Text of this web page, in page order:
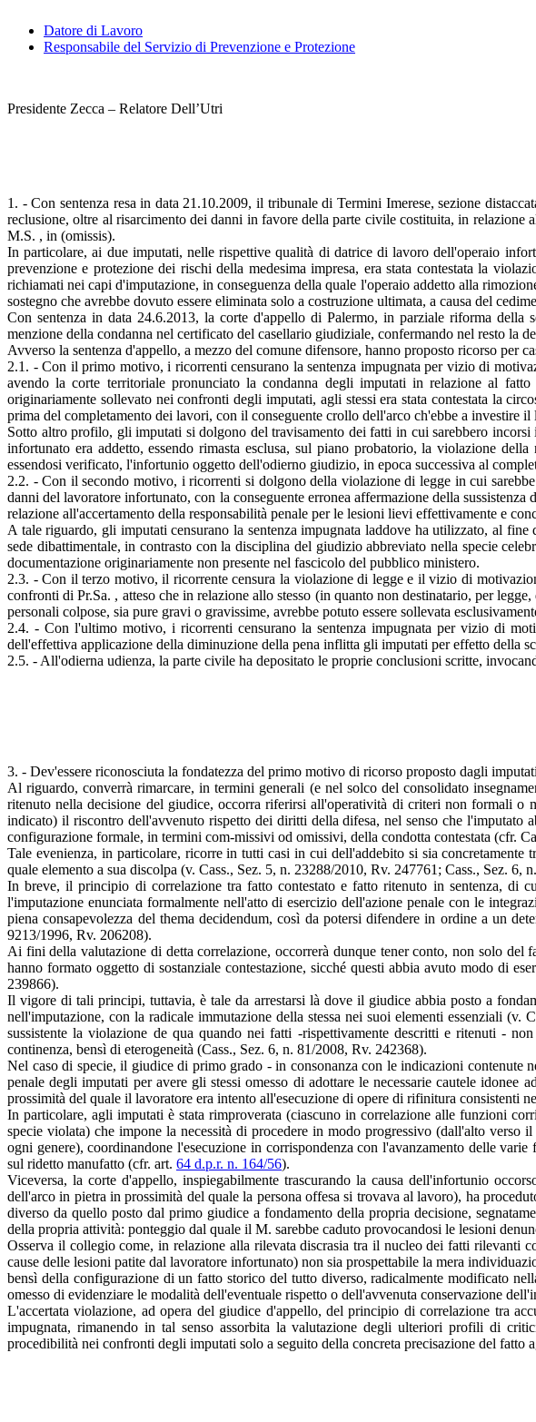
Datore di Lavoro
Responsabile del Servizio di Prevenzione e Protezione
Presidente Zecca – Relatore Dell’Utri
1. - Con sentenza resa in data 21.10.2009, il tribunale di Termini Imerese, sezione
reclusione, oltre al risarcimento dei danni in favore della parte civile costituita, in
M.S. , in (omissis).
In particolare, ai due imputati, nelle rispettive qualità di datrice di lavoro dell'operaio
prevenzione e protezione dei rischi della medesima impresa, era stata contestata la
richiamati nei capi d'imputazione, in conseguenza della quale l'operaio addetto alla
sostegno che avrebbe dovuto essere eliminata solo a costruzione ultimata, a causa del
Con sentenza in data 24.6.2013, la corte d'appello di Palermo, in parziale riforma
menzione della condanna nel certificato del casellario giudiziale, confermando nel resto la
Avverso la sentenza d'appello, a mezzo del comune difensore, hanno proposto ricorso per
2.1. - Con il primo motivo, i ricorrenti censurano la sentenza impugnata per vizio di
avendo la corte territoriale pronunciato la condanna degli imputati in relazione al
originariamente sollevato nei confronti degli imputati, agli stessi era stata contestata la
prima del completamento dei lavori, con il conseguente crollo dell'arco ch'ebbe a investire
Sotto altro profilo, gli imputati si dolgono del travisamento dei fatti in cui sarebbero
infortunato era addetto, essendo rimasta esclusa, sul piano probatorio, la violazione
essendosi verificato, l'infortunio oggetto dell'odierno giudizio, in epoca successiva al
2.2. - Con il secondo motivo, i ricorrenti si dolgono della violazione di legge in cui
danni del lavoratore infortunato, con la conseguente erronea affermazione della
relazione all'accertamento della responsabilità penale per le lesioni lievi effettivamente e
A tale riguardo, gli imputati censurano la sentenza impugnata laddove ha utilizzato, al
sede dibattimentale, in contrasto con la disciplina del giudizio abbreviato nella specie
documentazione originariamente non presente nel fascicolo del pubblico ministero.
2.3. - Con il terzo motivo, il ricorrente censura la violazione di legge e il vizio di
confronti di Pr.Sa. , atteso che in relazione allo stesso (in quanto non destinatario, per
personali colpose, sia pure gravi o gravissime, avrebbe potuto essere sollevata
2.4. - Con l'ultimo motivo, i ricorrenti censurano la sentenza impugnata per vizio di
dell'effettiva applicazione della diminuzione della pena inflitta gli imputati per effetto della
2.5. - All'odierna udienza, la parte civile ha depositato le proprie conclusioni scritte,
3. - Dev'essere riconosciuta la fondatezza del primo motivo di ricorso proposto dagli
Al riguardo, converrà rimarcare, in termini generali (e nel solco del consolidato
ritenuto nella decisione del giudice, occorra riferirsi all'operatività di criteri non formali o
indicato) il riscontro dell'avvenuto rispetto dei diritti della difesa, nel senso che
configurazione formale, in termini com-missivi od omissivi, della condotta contestata (cfr.
Tale evenienza, in particolare, ricorre in tutti casi in cui dell'addebito si sia
quale elemento a sua discolpa (v. Cass., Sez. 5, n. 23288/2010, Rv. 247761; Cass., Sez.
In breve, il principio di correlazione tra fatto contestato e fatto ritenuto in sentenza, di
l'imputazione enunciata formalmente nell'atto di esercizio dell'azione penale con le
piena consapevolezza del thema decidendum, così da potersi difendere in ordine a un
9213/1996, Rv. 206208).
Ai fini della valutazione di detta correlazione, occorrerà dunque tener conto, non solo
hanno formato oggetto di sostanziale contestazione, sicché questi abbia avuto modo di
239866).
Il vigore di tali principi, tuttavia, è tale da arrestarsi là dove il giudice abbia posto a
nell'imputazione, con la radicale immutazione della stessa nei suoi elementi essenziali
sussistente la violazione de qua quando nei fatti -rispettivamente descritti e ritenuti -
continenza, bensì di eterogeneità (Cass., Sez. 6, n. 81/2008, Rv. 242368).
Nel caso di specie, il giudice di primo grado - in consonanza con le indicazioni contenute
penale degli imputati per avere gli stessi omesso di adottare le necessarie cautele
prossimità del quale il lavoratore era intento all'esecuzione di opere di rifinitura consistenti
In particolare, agli imputati è stata rimproverata (ciascuno in correlazione alle funzioni
specie violata) che impone la necessità di procedere in modo progressivo (dall'alto
ogni genere), coordinandone l'esecuzione in corrispondenza con l'avanzamento delle
sul ridetto manufatto (cfr. art. 64 d.p.r. n. 164/56).
Viceversa, la corte d'appello, inspiegabilmente trascurando la causa dell'infortunio
dell'arco in pietra in prossimità del quale la persona offesa si trovava al lavoro), ha
diverso da quello posto dal primo giudice a fondamento della propria decisione,
della propria attività: ponteggio dal quale il M. sarebbe caduto provocandosi le lesioni
Osserva il collegio come, in relazione alla rilevata discrasia tra il nucleo dei fatti
cause delle lesioni patite dal lavoratore infortunato) non sia prospettabile la mera
bensì della configurazione di un fatto storico del tutto diverso, radicalmente modificato
omesso di evidenziare le modalità dell'eventuale rispetto o dell'avvenuta conservazione
L'accertata violazione, ad opera del giudice d'appello, del principio di correlazione tra
impugnata, rimanendo in tal senso assorbita la valutazione degli ulteriori profili di
procedibilità nei confronti degli imputati solo a seguito della concreta precisazione del fatto